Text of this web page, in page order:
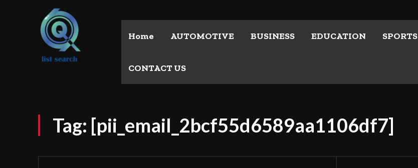
Home AUTOMOTIVE BUSINESS EDUCATION SPORTS
CONTACT US
Tag: [pii_email_2bcf55d6589aa1106df7]